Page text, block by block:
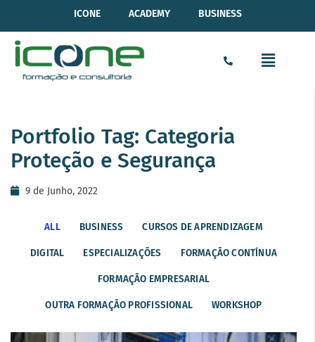
ICONE ACADEMY BUSINESS
Portfolio Tag: Categoria
Proteção e Segurança
9 de Junho, 2022
ALL BUSINESS CURSOS DE APRENDIZAGEM
DIGITAL ESPECIALIZAÇÕES FORMAÇÃO CONTÍNUA
FORMAÇÃO EMPRESARIAL
OUTRA FORMAÇÃO PROFISSIONAL WORKSHOP